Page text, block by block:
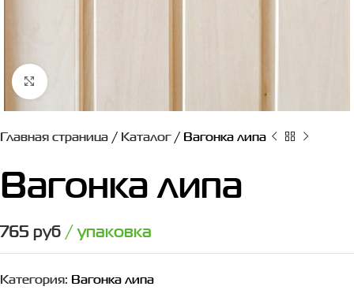
Нажмите, чтобы увеличить
Главная страница / Каталог/ Вагонка липа
Вагонка липа
765руб/ упаковка
Категория: Вагонка липа